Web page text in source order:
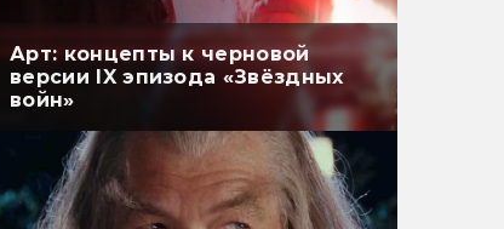
Арт: концепты к черновой
версии IX эпизода «Звёздных
войн»